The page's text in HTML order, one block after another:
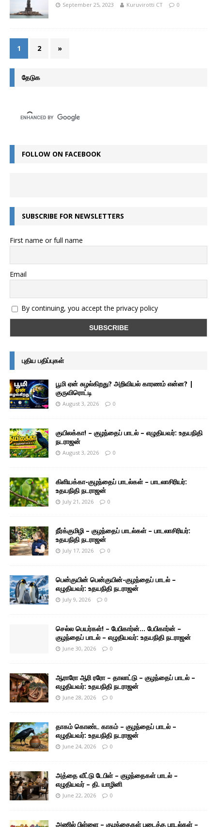
September 25, 2023 Kuruvirotti CT 0
1 2 »
தேடுக
FOLLOW ON FACEBOOK
SUBSCRIBE FOR NEWSLETTERS
First name or full name
Email
By continuing, you accept the privacy policy
புதிய பதிப்புகள்
பூமி ஏன் சுழல்கிறது? அறிவியல் காரணம் என்ன? |
குருவிரொட்டி
August 3, 2026 0
குயிலக்கா! – குழந்தைப் பாடல் – எழுதியவர்: உதயநிதி
நடராஜன்
August 3, 2026 0
கிளியக்கா-குழந்தைப் பாடல்கள் – பாடலாசிரியர்:
உதயநிதி நடராஜன்
July 21, 2026 0
நீர்க்குமிழி – குழந்தைப் பாடல்கள் – பாடலாசிரியர்:
உதயநிதி நடராஜன்
July 17, 2026 0
பென்குயின் பென்குயின்-குழந்தைப் பாடல் –
எழுதியவர்: உதயநிதி நடராஜன்
July 9, 2026 0
செல்ல பெயர்கள்! – பேபிகார்ன்… பேபிகார்ன் –
குழந்தைப் பாடல் – எழுதியவர்: உதயநிதி நடராஜன்
June 30, 2026 0
ஆராரோ ஆரி ரரோ – தாலாட்டு – குழந்தைப் பாடல் –
எழுதியவர்: உதயநிதி நடராஜன்
June 28, 2026 0
தாகம் கொண்ட காகம் – குழந்தைப் பாடல் –
எழுதியவர்: உதயநிதி நடராஜன்
June 24, 2026 0
அத்தை வீட்டு டேபிள் – குழந்தைகள் பாடல் –
எழுதியவர் – தி. யாழினி
June 22, 2026 0
அணில் பிள்ளை – குழந்தைகள் படைத்த பாடல்கள் –